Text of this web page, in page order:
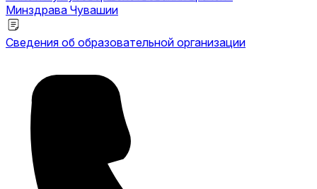
Минздрава Чувашии
Сведения об образовательной организации